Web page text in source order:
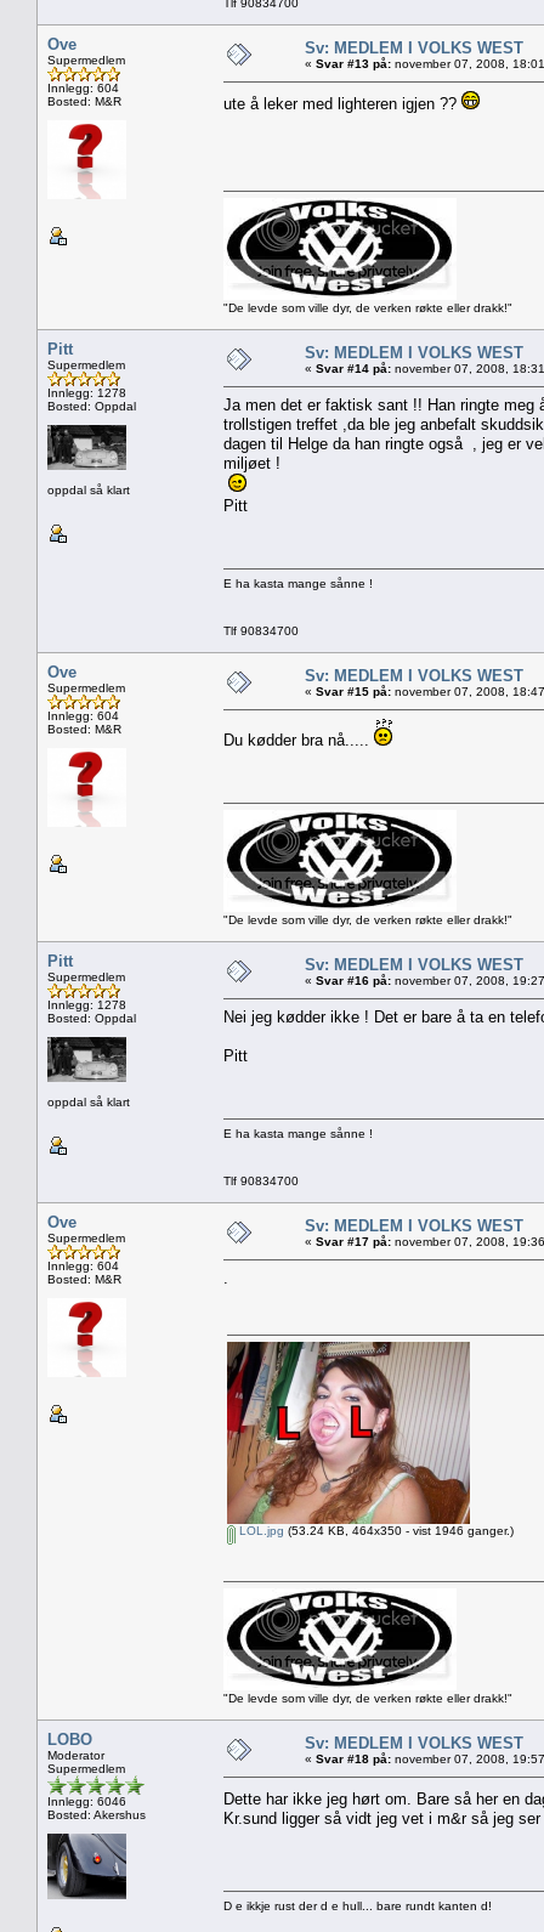
Tlf 90834700
Ove
Supermedlem
Innlegg: 604
Bosted: M&R
Sv: MEDLEM I VOLKS WEST
« Svar #13 på: november 07, 2008,
ute å leker med lighteren igjen ??
"De levde som ville dyr, de verken røkte eller drakk!"
Pitt
Supermedlem
Innlegg: 1278
Bosted: Oppdal
oppdal så klart
Sv: MEDLEM I VOLKS WEST
« Svar #14 på: november 07, 2008,
Ja men det er faktisk sant !! Han ringte
trollstigen treffet ,da ble jeg anbefalt
dagen til Helge da han ringte også , jeg er
miljøet !
Pitt
E ha kasta mange sånne !
Tlf 90834700
Ove
Supermedlem
Innlegg: 604
Bosted: M&R
Sv: MEDLEM I VOLKS WEST
« Svar #15 på: november 07, 2008,
Du kødder bra nå.....
"De levde som ville dyr, de verken røkte eller drakk!"
Pitt
Supermedlem
Innlegg: 1278
Bosted: Oppdal
oppdal så klart
Sv: MEDLEM I VOLKS WEST
« Svar #16 på: november 07, 2008,
Nei jeg kødder ikke ! Det er bare å ta en
Pitt
E ha kasta mange sånne !
Tlf 90834700
Ove
Supermedlem
Innlegg: 604
Bosted: M&R
Sv: MEDLEM I VOLKS WEST
« Svar #17 på: november 07, 2008,
LOL.jpg (53.24 KB, 464x350 - vist 1946 ganger.)
"De levde som ville dyr, de verken røkte eller drakk!"
LOBO
Moderator
Supermedlem
Innlegg: 6046
Bosted: Akershus
Sv: MEDLEM I VOLKS WEST
« Svar #18 på: november 07, 2008,
Dette har ikke jeg hørt om. Bare så her en
Kr.sund ligger så vidt jeg vet i m&r så jeg
D e ikkje rust der d e hull... bare rundt kanten d!